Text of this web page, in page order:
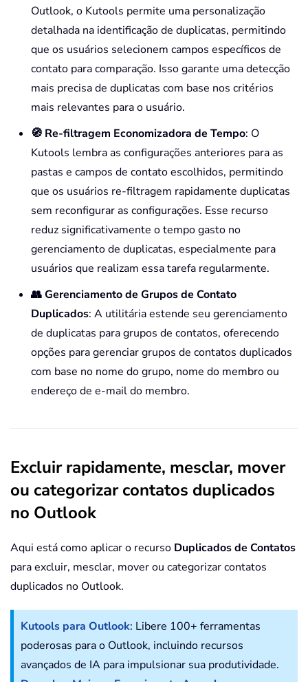
Outlook, o Kutools permite uma personalização
detalhada na identificação de duplicatas, permitindo
que os usuários selecionem campos específicos de
contato para comparação. Isso garante uma detecção
mais precisa de duplicatas com base nos critérios
mais relevantes para o usuário.
🧭 Re-filtragem Economizadora de Tempo: O
Kutools lembra as configurações anteriores para as
pastas e campos de contato escolhidos, permitindo
que os usuários re-filtragem rapidamente duplicatas
sem reconfigurar as configurações. Esse recurso
reduz significativamente o tempo gasto no
gerenciamento de duplicatas, especialmente para
usuários que realizam essa tarefa regularmente.
👥 Gerenciamento de Grupos de Contato
Duplicados: A utilitária estende seu gerenciamento
de duplicatas para grupos de contatos, oferecendo
opções para gerenciar grupos de contatos duplicados
com base no nome do grupo, nome do membro ou
endereço de e-mail do membro.
Excluir rapidamente, mesclar, mover
ou categorizar contatos duplicados
no Outlook
Aqui está como aplicar o recurso Duplicados de Contatos
para excluir, mesclar, mover ou categorizar contatos
duplicados no Outlook.
Kutools para Outlook: Libere 100+ ferramentas
poderosas para o Outlook, incluindo recursos
avançados de IA para impulsionar sua produtividade.